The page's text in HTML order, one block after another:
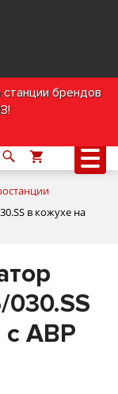
брендов
в кожухе на
030.SS
с АВР